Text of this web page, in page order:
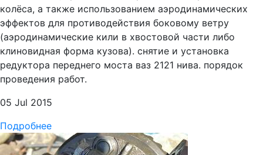
колёса, а также использованием аэродинамических
эффектов для противодействия боковому ветру
(аэродинамические кили в хвостовой части либо
клиновидная форма кузова). снятие и установка
редуктора переднего моста ваз 2121 нива. порядок
проведения работ.
05 Jul 2015
Подробнее